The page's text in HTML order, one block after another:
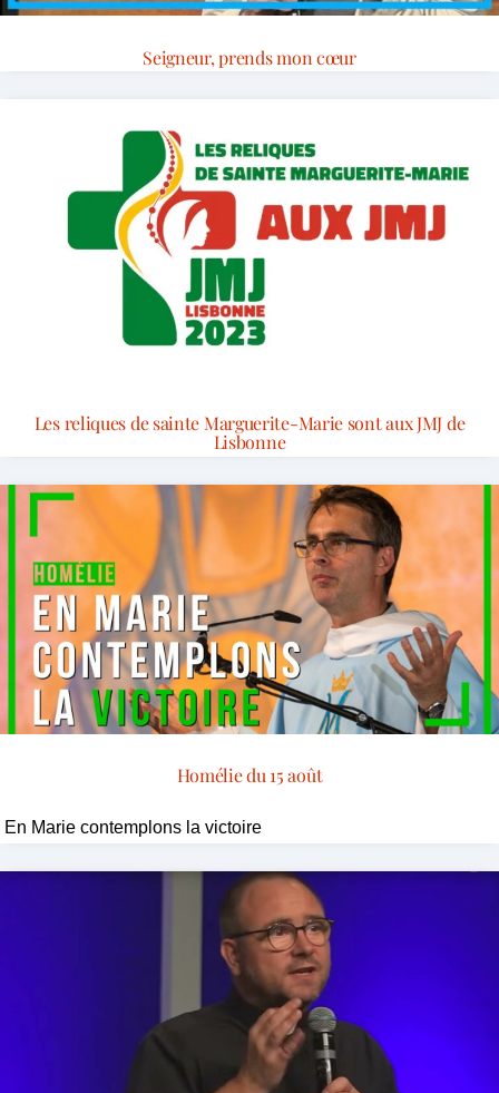
Seigneur, prends mon cœur
Les reliques de sainte Marguerite-Marie sont aux JMJ de
Lisbonne
Homélie du 15 août
En Marie contemplons la victoire